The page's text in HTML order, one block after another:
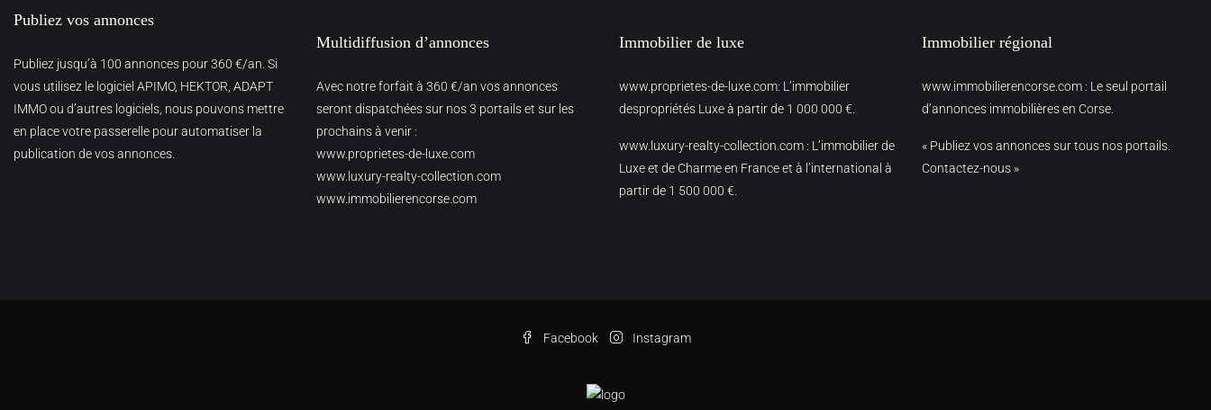
Publiez vos annonces
Publiez jusqu’à 100 annonces pour 360 €/an. Si
vous utilisez le logiciel APIMO, HEKTOR, ADAPT
IMMO ou d’autres logiciels, nous pouvons mettre
en place votre passerelle pour automatiser la
publication de vos annonces.
Multidiffusion d’annonces
Avec notre forfait à 360 €/an vos annonces
seront dispatchées sur nos 3 portails et sur les
prochains à venir :
www.proprietes-de-luxe.com
www.luxury-realty-collection.com
www.immobilierencorse.com
Immobilier de luxe
www.proprietes-de-luxe.com: L’immobilier
despropriétés Luxe à partir de 1 000 000 €.
www.luxury-realty-collection.com : L’immobilier de
Luxe et de Charme en France et à l’international à
partir de 1 500 000 €.
Immobilier régional
www.immobilierencorse.com : Le seul portail
d’annonces immobilières en Corse.
« Publiez vos annonces sur tous nos portails.
Contactez-nous »
Facebook Instagram